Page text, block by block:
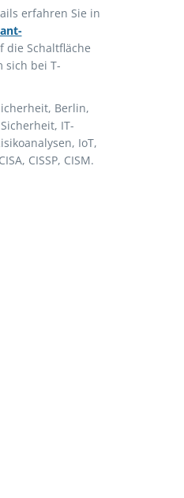
erfahren Sie in
die Schaltfläche
sich bei T-
Berlin,
IT-
IoT,
CISSP, CISM.